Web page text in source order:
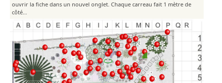
ouvrir la fiche dans un nouvel onglet. Chaque carreau fait 1 mètre de
côté…